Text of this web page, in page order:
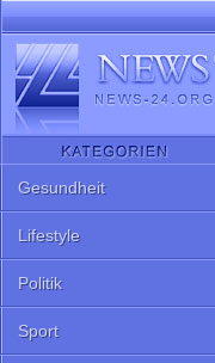
Gesundheit
Lifestyle
Politik
Sport